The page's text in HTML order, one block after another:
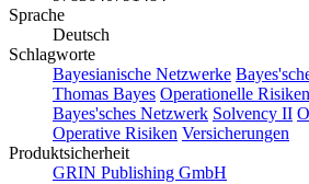
Sprache
Deutsch
Schlagworte
Bayesianische Netzwerke
Thomas Bayes Operationelle Risiken
Bayes'sches Netzwerk Solvency II
Operative Risiken Versicherungen
Produktsicherheit
GRIN Publishing GmbH